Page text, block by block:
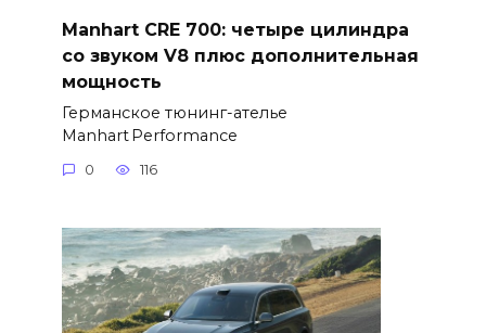
Manhart CRE 700: четыре цилиндра
со звуком V8 плюс дополнительная
мощность
Германское тюнинг-ателье
Manhart Performance
0 116